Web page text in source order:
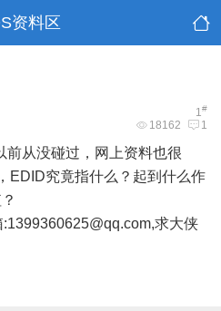
资料区
1#
18162 1
前从没碰过，网上资料也很
EDID究竟指什么？起到什么作
求大侠